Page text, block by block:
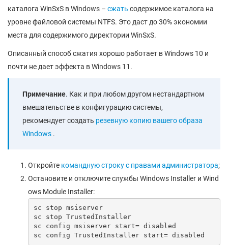
каталога WinSxS в Windows – сжать содержимое каталога на
уровне файловой системы NTFS. Это даст до 30% экономии
места для содержимого директории WinSxS.
Описанный способ сжатия хорошо работает в Windows 10 и
почти не дает эффекта в Windows 11.
Примечание. Как и при любом другом нестандартном
вмешательстве в конфигурацию системы,
рекомендует создать резевную копию вашего образа
Windows .
Откройте командную строку с правами администратора;
Остановите и отключите службы Windows Installer и Wind
ows Module Installer:
sc stop msiserver
sc stop TrustedInstaller
sc config msiserver start= disabled
sc config TrustedInstaller start= disabled